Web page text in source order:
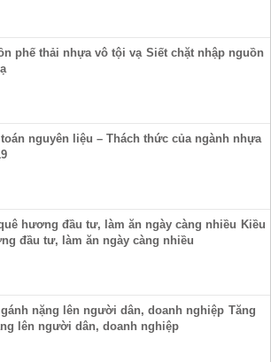
Siết chặt nhập nguồn
nguyên liệu – Thách thức của ngành nhựa
Kiều
đầu tư, làm ăn ngày càng nhiều
Tăng
lên người dân, doanh nghiệp